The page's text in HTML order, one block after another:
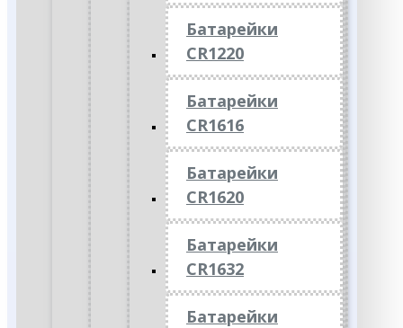
Батарейки
CR1220
Батарейки
CR1616
Батарейки
CR1620
Батарейки
CR1632
Батарейки